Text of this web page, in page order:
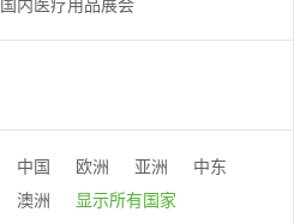
国内医疗用品展会
中国 欧洲 亚洲
中东
澳洲 显示所有国家